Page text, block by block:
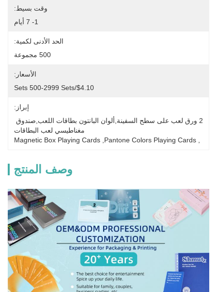
وقت بسيط:
1- 7 أيام
الحد الأدنى لكمية:
500 مجموعة
الأسعار:
$4.10/sets 500-2999 Sets
إبراز:
مغناطيسي لعب البطاقات
Pantone Colors Playing Cards
Magnetic Box Playing Cards
وصف المنتج